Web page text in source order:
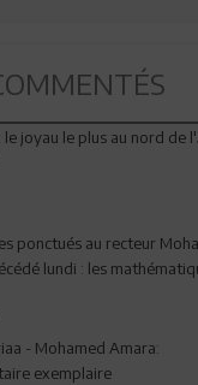
le joyau le plus au nord de
ponctués au recteur
lundi : les
- Mohamed Amara:
exemplaire